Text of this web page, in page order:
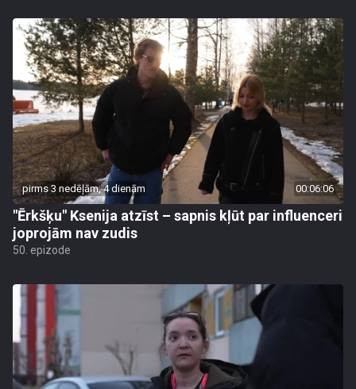
pirms 3 nedēļām, 4 dienām 00:06:06
"Ērkšķu" Ksenija atzīst – sapnis kļūt par influenceri
joprojām nav zudis
50. epizode